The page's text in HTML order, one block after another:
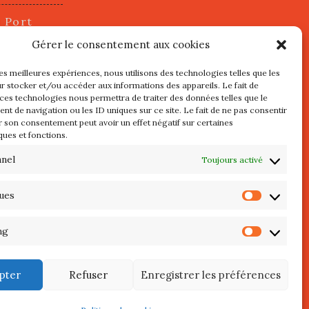
Gérer le consentement aux cookies
meilleures expériences, nous utilisons des technologies telles que les
stocker et/ou accéder aux informations des appareils. Le fait de
technologies nous permettra de traiter des données telles que le
de navigation ou les ID uniques sur ce site. Le fait de ne pas consentir
son consentement peut avoir un effet négatif sur certaines
et fonctions.
Toujours activé
Refuser Enregistrer les préférences
Port
juillet
3 Mai
de